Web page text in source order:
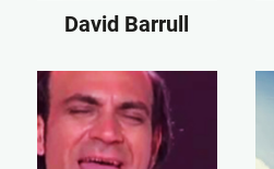
David Barrull